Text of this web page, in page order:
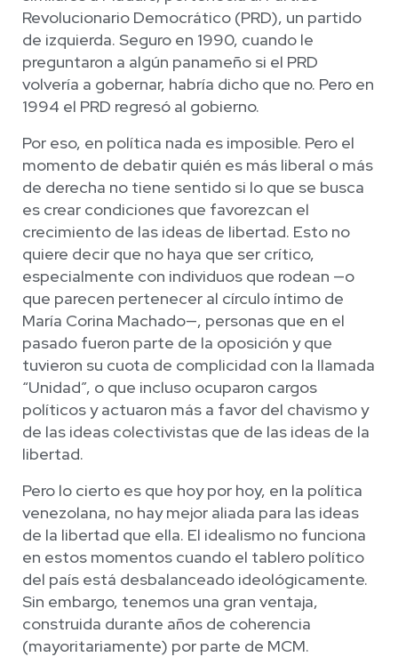
Revolucionario Democrático (PRD), un partido
de izquierda. Seguro en 1990, cuando le
preguntaron a algún panameño si el PRD
volvería a gobernar, habría dicho que no. Pero en
1994 el PRD regresó al gobierno.
Por eso, en política nada es imposible. Pero el
momento de debatir quién es más liberal o más
de derecha no tiene sentido si lo que se busca
es crear condiciones que favorezcan el
crecimiento de las ideas de libertad. Esto no
quiere decir que no haya que ser crítico,
especialmente con individuos que rodean —o
que parecen pertenecer al círculo íntimo de
María Corina Machado—, personas que en el
pasado fueron parte de la oposición y que
tuvieron su cuota de complicidad con la llamada
“Unidad”, o que incluso ocuparon cargos
políticos y actuaron más a favor del chavismo y
de las ideas colectivistas que de las ideas de la
libertad.
Pero lo cierto es que hoy por hoy, en la política
venezolana, no hay mejor aliada para las ideas
de la libertad que ella. El idealismo no funciona
en estos momentos cuando el tablero político
del país está desbalanceado ideológicamente.
Sin embargo, tenemos una gran ventaja,
construida durante años de coherencia
(mayoritariamente) por parte de MCM.